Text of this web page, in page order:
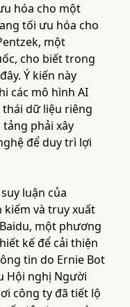
hóa cho một
tối ưu hóa cho
một
cho biết trong
Ý kiến này
các mô hình AI
dữ liệu riêng
phải xây
để duy trì lợi
luận của
kiếm và truy xuất
một phương
kế để cải thiện
tin do Ernie Bot
Hội nghị Người
công ty đã tiết lộ